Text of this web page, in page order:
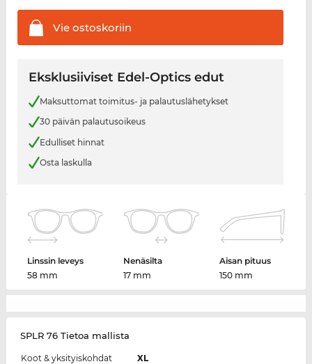
Vieostoskoriin
Eksklusiiviset Edel-Optics edut
Maksuttomat toimitus- ja palautuslähetykset
30 päivän palautusoikeus
Edulliset hinnat
Osta laskulla
Linssin leveys
58 mm
Nenäsilta
17 mm
Aisan pituus
150 mm
SPLR 76 Tietoa mallista
Koot & yksityiskohdat
XL